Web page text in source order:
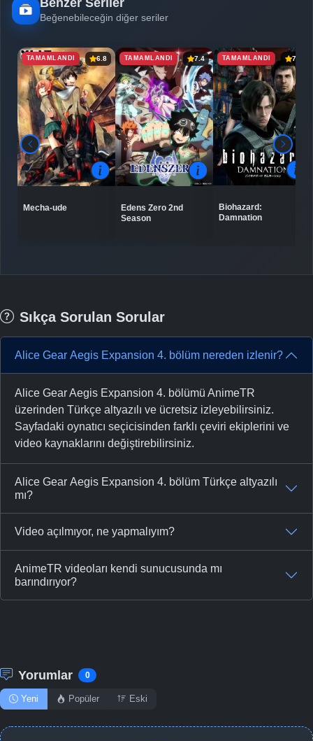
Beğenebileceğin diğer seriler
TAMAMLANDI 6.8
Mecha-ude
TAMAMLANDI 7.4
Edens Zero 2nd
Season
TAMAMLANDI 7.1
Biohazard:
Damnation
Sıkça Sorulan Sorular
Alice Gear Aegis Expansion 4. bölüm nereden izlenir?
Alice Gear Aegis Expansion 4. bölümü AnimeTR
üzerinden Türkçe altyazılı ve ücretsiz izleyebilirsiniz.
Sayfadaki oynatıcı seçicisinden farklı çeviri ekiplerini ve
video kaynaklarını değiştirebilirsiniz.
Alice Gear Aegis Expansion 4. bölüm Türkçe altyazılı
mı?
Video açılmıyor, ne yapmalıyım?
AnimeTR videoları kendi sunucusunda mı
barındırıyor?
Yorumlar 0
Yeni Popüler Eski